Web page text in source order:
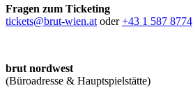
Fragen zum Ticketing
tickets@brut-wien.at oder+43 1 587 8774
brut nordwest
(Büroadresse & Hauptspielstätte)